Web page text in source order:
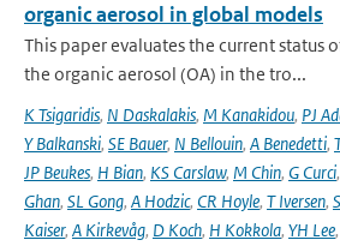
organic aerosol in global models
This paper evaluates the current status
the organic aerosol (OA) in the tro...
K Tsigaridis, N Daskalakis, M Kanakidou, PJ
Y Balkanski, SE Bauer, N Bellouin, A Benedetti,
JP Beukes, H Bian, KS Carslaw, M Chin, G Curci,
Ghan, SL Gong, A Hodzic, CR Hoyle, T Iversen,
Kaiser, A Kirkevåg, D Koch, H Kokkola, YH Lee,